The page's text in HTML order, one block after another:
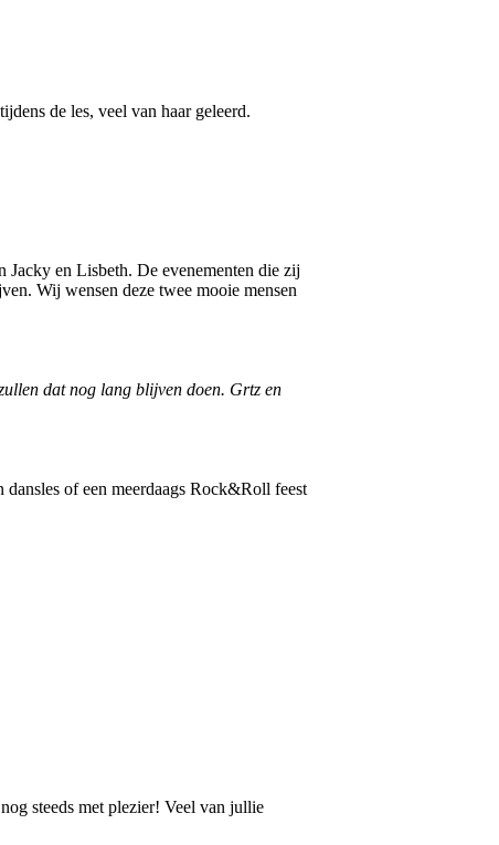
de les, veel van haar geleerd.
Jacky en Lisbeth. De evenementen die zij
Wij wensen deze twee mooie mensen
dat nog lang blijven doen. Grtz en
of een meerdaags Rock&Roll feest
steeds met plezier! Veel van jullie